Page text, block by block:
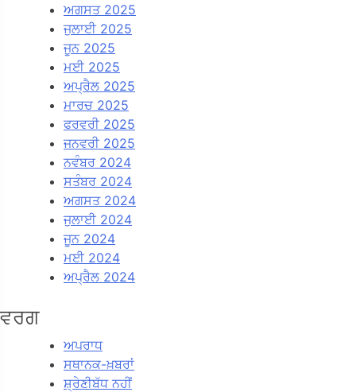
ਅਗਸਤ 2025
ਜੁਲਾਈ 2025
ਜੂਨ 2025
ਮਈ 2025
ਅਪ੍ਰੈਲ 2025
ਮਾਰਚ 2025
ਫਰਵਰੀ 2025
ਜਨਵਰੀ 2025
ਨਵੰਬਰ 2024
ਸਤੰਬਰ 2024
ਅਗਸਤ 2024
ਜੁਲਾਈ 2024
ਜੂਨ 2024
ਮਈ 2024
ਅਪ੍ਰੈਲ 2024
ਵਰਗ
ਅਪਰਾਧ
ਸਥਾਨਕ-ਖ਼ਬਰਾਂ
ਸ਼੍ਰੇਣੀਬੱਧ ਨਹੀਂ